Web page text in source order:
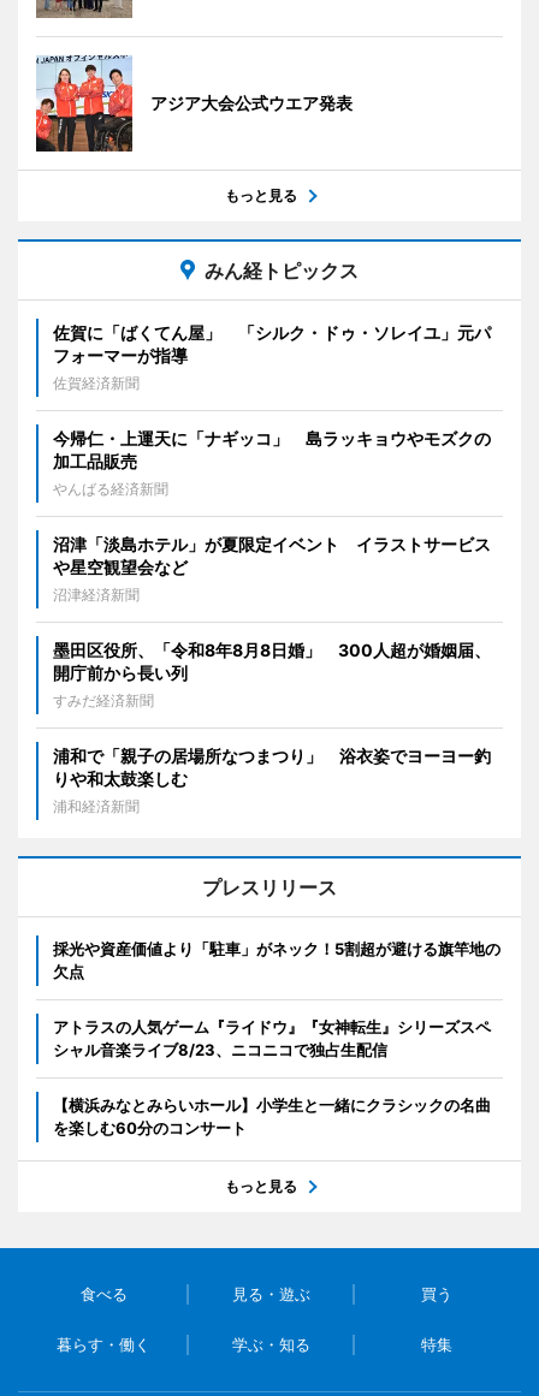
アジア大会公式ウエア発表
もっと見る
みん経トピックス
佐賀に「ばくてん屋」 「シルク・ドゥ・ソレイユ」元パ
フォーマーが指導
佐賀経済新聞
今帰仁・上運天に「ナギッコ」 島ラッキョウやモズクの
加工品販売
やんばる経済新聞
沼津「淡島ホテル」が夏限定イベント イラストサービス
や星空観望会など
沼津経済新聞
墨田区役所、「令和8年8月8日婚」 300人超が婚姻届、
開庁前から長い列
すみだ経済新聞
浦和で「親子の居場所なつまつり」 浴衣姿でヨーヨー釣
りや和太鼓楽しむ
浦和経済新聞
プレスリリース
採光や資産価値より「駐車」がネック！5割超が避ける旗竿地の
欠点
アトラスの人気ゲーム『ライドウ』『女神転生』シリーズスペ
シャル音楽ライブ8/23、ニコニコで独占生配信
【横浜みなとみらいホール】小学生と一緒にクラシックの名曲
を楽しむ60分のコンサート
もっと見る
食べる 見る・遊ぶ 買う
暮らす・働く 学ぶ・知る 特集